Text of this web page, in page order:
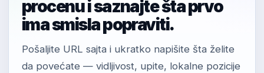
procenu i saznajte šta prvo
ima smisla popraviti.
Pošaljite URL sajta i ukratko napišite šta želite
da povećate — vidljivost, upite, lokalne pozicije